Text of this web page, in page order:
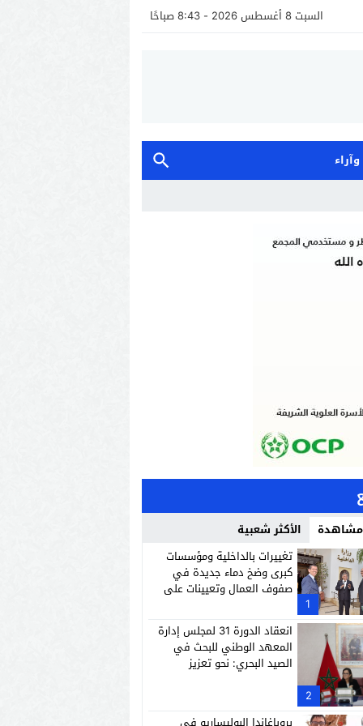
السبت 8 أغسطس 2026 - 8:43 صباحًا
90 في المائة من مناصب الإدارة الترابية في المدن الكبرى، التي فشل ولاتها، كما
الجنوبية.
مشاهدة الأكثر شعبية
1
تغييرات بالداخلية ومؤسسات
كبرى وضخ دماء جديدة في
صفوف العمال وتعيينات على
2
انعقاد الدورة 31 لمجلس إدارة
المعهد الوطني للبحث في
الصيد البحري: نحو تعزيز